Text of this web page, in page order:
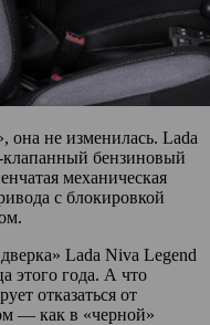
она не изменилась. Lada
клапанный бензиновый
механическая
с блокировкой
Lada Niva Legend
этого года. А что
отказаться от
— как в «черной»